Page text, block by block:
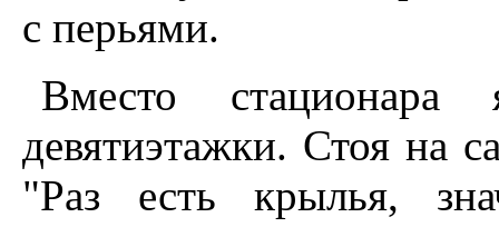
с перьями.
Вместо
девятиэтажки. Стоя на
"Раз есть крылья,